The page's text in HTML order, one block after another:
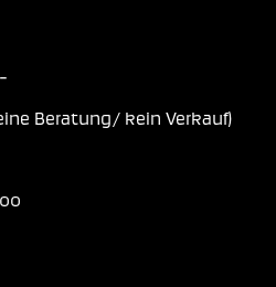
Beratung/ kein Verkauf)